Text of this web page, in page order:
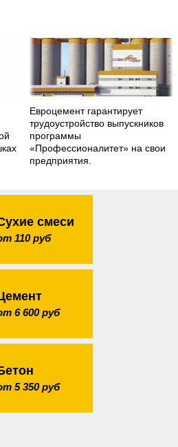
Евроцемент гарантирует
трудоустройство выпускников
программы
«Профессионалитет» на свои
предприятия.
смеси
110 руб
6 600 руб
5 350 руб